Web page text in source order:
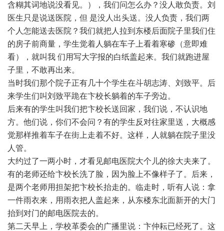
含糊其词地说没看见。），我们问怎么办？没人敢负责。刘
医生只是说送医院，但 是没人出头送。没人负责，我们两
个人怎能送去医院？我们就把人拉到东楼后面院子里我们住
的房子前商量，学生觉着人躺在车子上看着寒碜（意即难
看），就叫我 们用写大字报的白纸盖起来。我们就跑进屋
子里，不敢再出来。
当时我们那个院子正有几十个学生在斗胡志涛、刘致平。后
来学生们叫刘致平跪在卞校长躺着的车子旁边。
后来有的学生叫我们把卞校长送回家，我们说，不认识地
方。他们说，你们不会问？有的学生反对往家里送，大概感
觉那样推着车子在街上走着不好。这样，人就躺在院子里没
人管。
大约过了一两小时，才看见邮电医院大个儿的徐大夫来了。
有的老师还给卞校长洗了脸，因为脸上不像样子了。后来，
是两个老师用担架把卞校长抬走的。临走时，听有人说：拿
一件雨衣来，用雨衣把人盖起来，从东楼东北面新开的大门
抬到对门的邮电医院去的。
第二天早上，学校革委会的广播里说：卞仲耘已经死了。这